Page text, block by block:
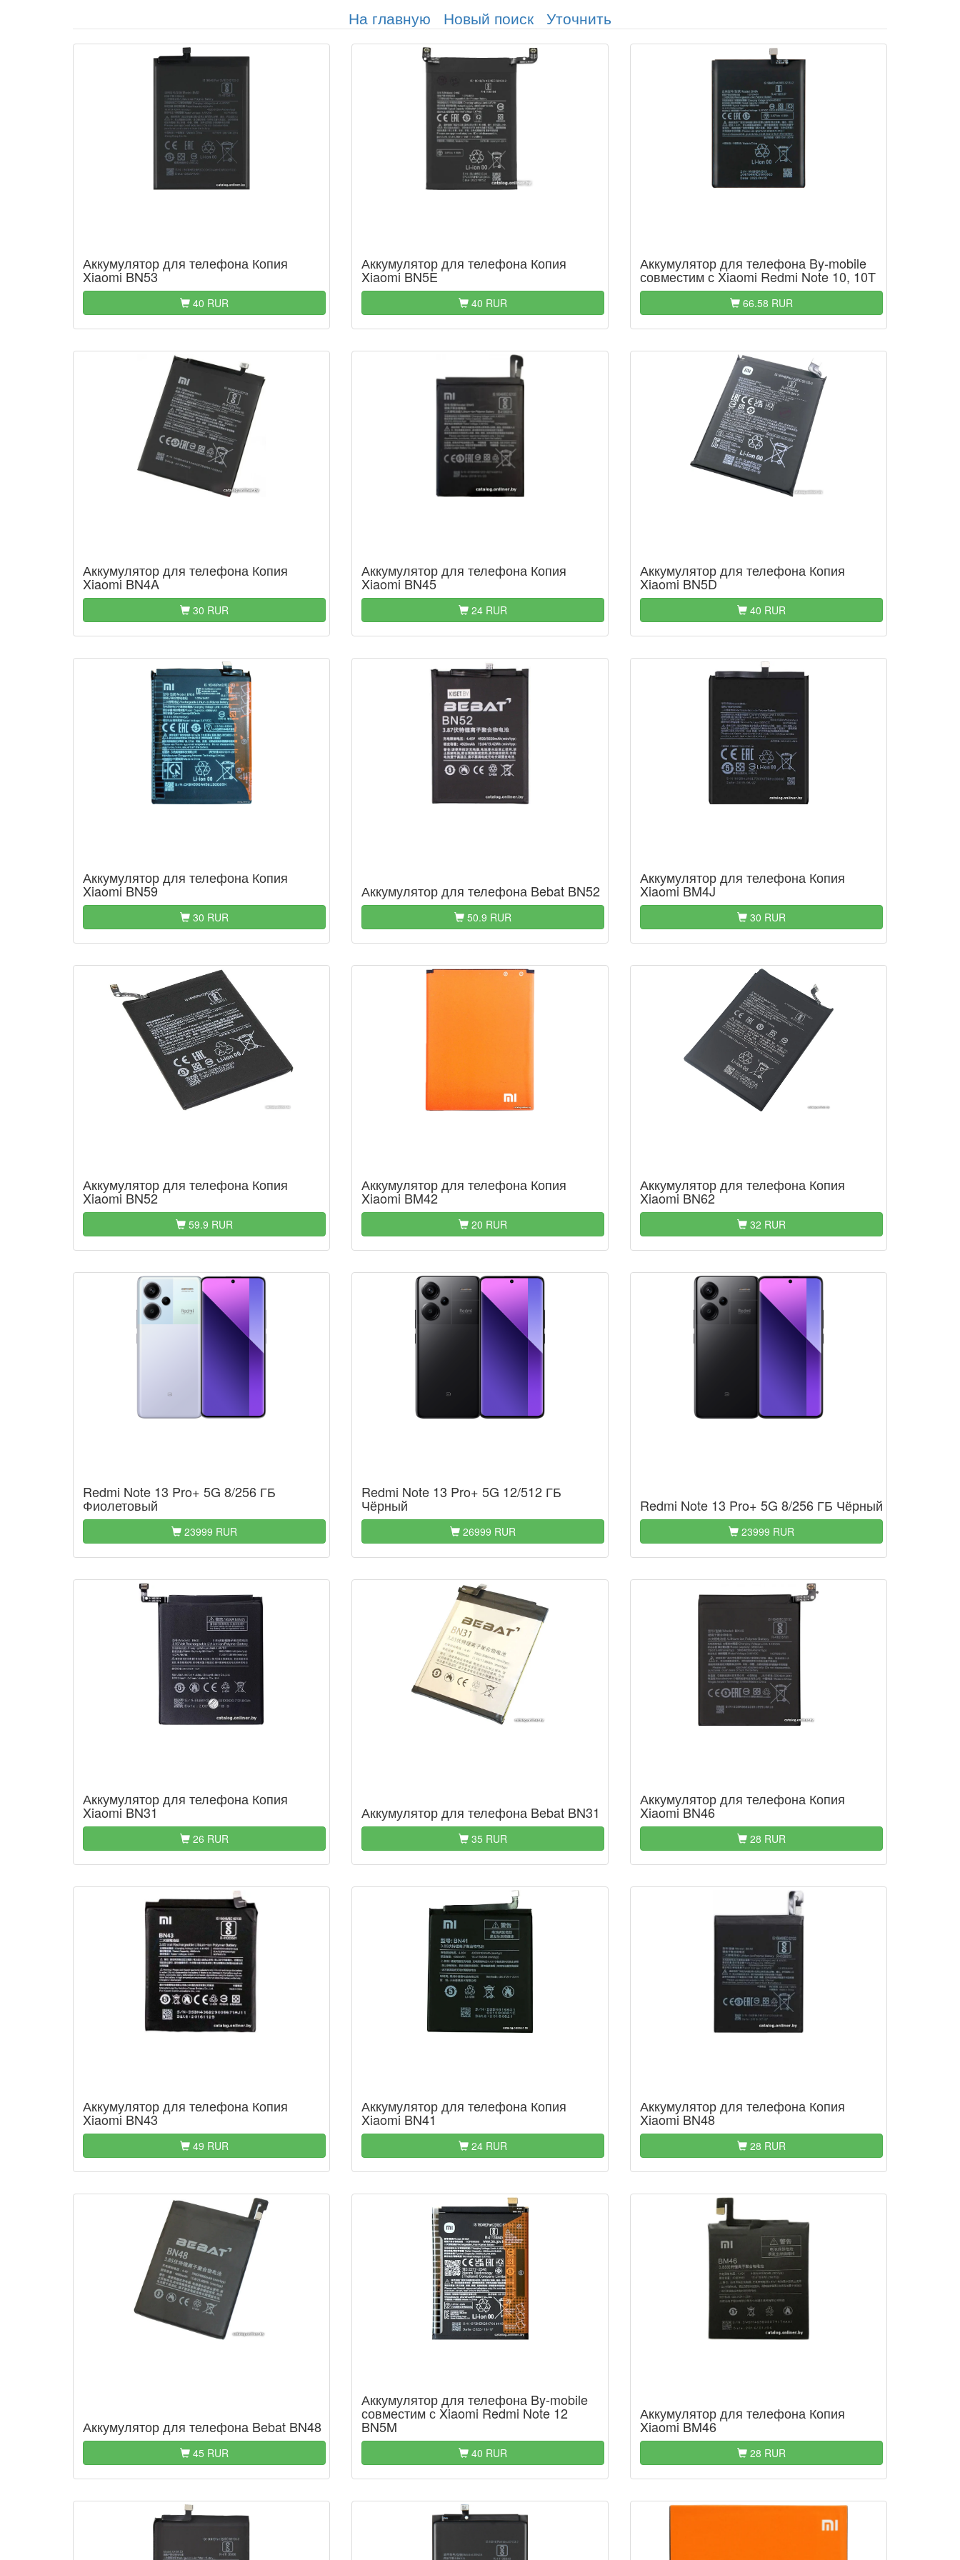
На главную Новый поиск Уточнить
Аккумулятор для телефона Копия
Xiaomi BN53
40 RUR
Аккумулятор для телефона Копия
Xiaomi BN5E
40 RUR
Аккумулятор для телефона By-mobile
совместим с Xiaomi Redmi Note 10, 10T
66.58 RUR
Аккумулятор для телефона Копия
Xiaomi BN4A
30 RUR
Аккумулятор для телефона Копия
Xiaomi BN45
24 RUR
Аккумулятор для телефона Копия
Xiaomi BN5D
40 RUR
Аккумулятор для телефона Копия
Xiaomi BN59
30 RUR
Аккумулятор для телефона Bebat BN52
50.9 RUR
Аккумулятор для телефона Копия
Xiaomi BM4J
30 RUR
Аккумулятор для телефона Копия
Xiaomi BN52
59.9 RUR
Аккумулятор для телефона Копия
Xiaomi BM42
20 RUR
Аккумулятор для телефона Копия
Xiaomi BN62
32 RUR
Redmi Note 13 Pro+ 5G 8/256 ГБ
Фиолетовый
23999 RUR
Redmi Note 13 Pro+ 5G 12/512 ГБ
Чёрный
26999 RUR
Redmi Note 13 Pro+ 5G 8/256 ГБ Чёрный
23999 RUR
Аккумулятор для телефона Копия
Xiaomi BN31
26 RUR
Аккумулятор для телефона Bebat BN31
35 RUR
Аккумулятор для телефона Копия
Xiaomi BN46
28 RUR
Аккумулятор для телефона Копия
Xiaomi BN43
49 RUR
Аккумулятор для телефона Копия
Xiaomi BN41
24 RUR
Аккумулятор для телефона Копия
Xiaomi BN48
28 RUR
Аккумулятор для телефона Bebat BN48
45 RUR
Аккумулятор для телефона By-mobile
совместим с Xiaomi Redmi Note 12
BN5M
40 RUR
Аккумулятор для телефона Копия
Xiaomi BM46
28 RUR